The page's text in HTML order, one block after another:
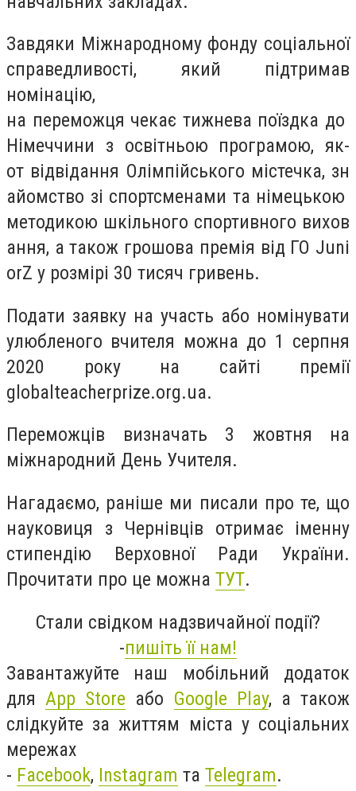
Завдяки Міжнародному фонду соціальної
справедливості, який підтримав
номінацію,
на переможця чекає тижнева поїздка до
Німеччини з освітньою програмою, як-
от відвідання Олімпійського містечка, зн
айомство зі спортсменами та німецькою
методикою шкільного спортивного вихов
ання, а також грошова премія від ГО Juni
orZ у розмірі 30 тисяч гривень.
Подати заявку на участь або номінувати
улюбленого вчителя можна до 1 серпня
2020 року на сайті премії
globalteacherprize.org.ua.
Переможців визначать 3 жовтня на
міжнародний День Учителя.
Нагадаємо, раніше ми писали про те, що
науковиця з Чернівців отримає іменну
стипендію Верховної Ради України.
Прочитати про це можна ТУТ.
Стали свідком надзвичайної події?
-пишіть її нам!
Завантажуйте наш мобільний додаток
для App Store або Google Play, а також
слідкуйте за життям міста у соціальних
мережах
- Facebook, Instagram та Telegram.